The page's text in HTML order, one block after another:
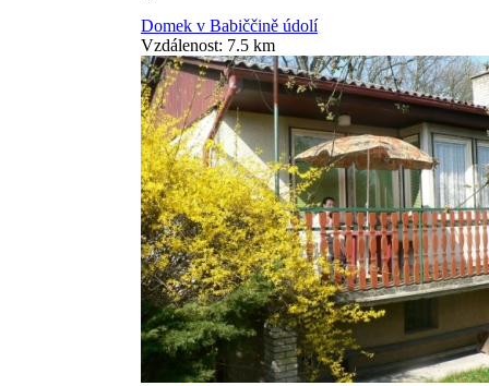
Domek v Babiččině údolí
Vzdálenost: 7.5 km